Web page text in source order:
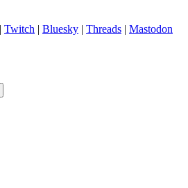
| Twitch | Bluesky | Threads | Mastodon